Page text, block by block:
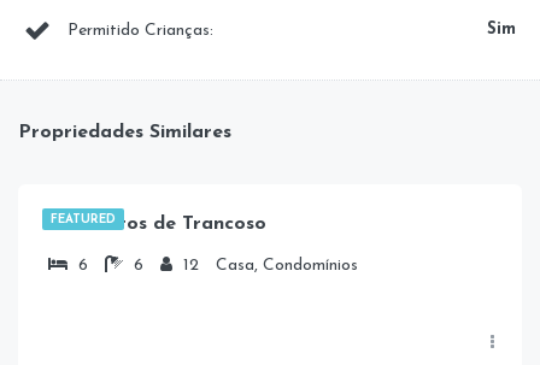
Permitido Crianças: Sim
Propriedades Similares
FEATURED
R$
Casa Altos de Trancoso
6 6 12 Casa, Condomínios